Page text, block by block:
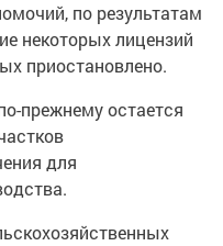
по результатам
некоторых лицензий
приостановлено.
прежнему остается
для